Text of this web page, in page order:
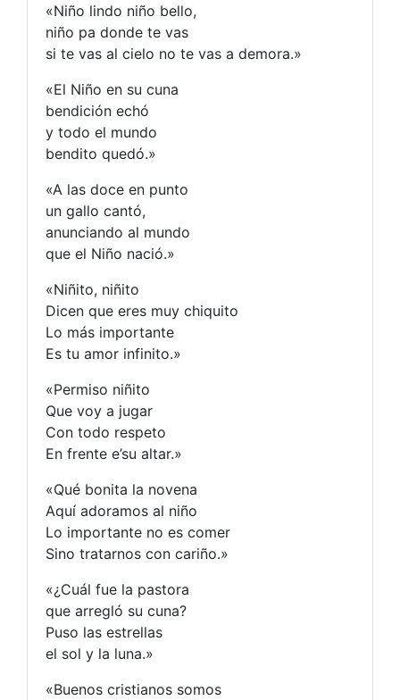
«Niño lindo niño bello,
niño pa donde te vas
si te vas al cielo no te vas a demora.»
«El Niño en su cuna
bendición echó
y todo el mundo
bendito quedó.»
«A las doce en punto
un gallo cantó,
anunciando al mundo
que el Niño nació.»
«Niñito, niñito
Dicen que eres muy chiquito
Lo más importante
Es tu amor infinito.»
«Permiso niñito
Que voy a jugar
Con todo respeto
En frente e’su altar.»
«Qué bonita la novena
Aquí adoramos al niño
Lo importante no es comer
Sino tratarnos con cariño.»
«¿Cuál fue la pastora
que arregló su cuna?
Puso las estrellas
el sol y la luna.»
«Buenos cristianos somos